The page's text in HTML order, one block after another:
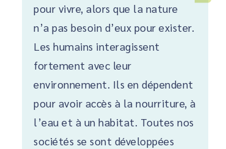
pour vivre, alors que la nature
n’a pas besoin d’eux pour exister.
Les humains interagissent
fortement avec leur
environnement. Ils en dépendent
pour avoir accès à la nourriture, à
l’eau et à un habitat. Toutes nos
sociétés se sont développées